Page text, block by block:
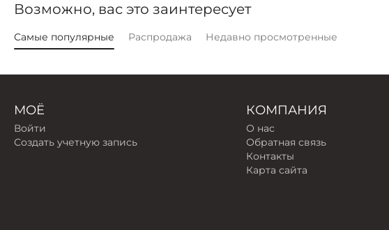
Возможно, вас это заинтересует
Самые популярные Распродажа Недавно просмотренные
МОЁ
Войти
Создать учетную запись
КОМПАНИЯ
О нас
Обратная связь
Контакты
Карта сайта